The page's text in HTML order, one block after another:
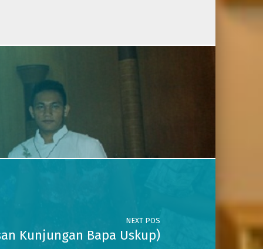
NEXT POS
Kunjungan Bapa Uskup)